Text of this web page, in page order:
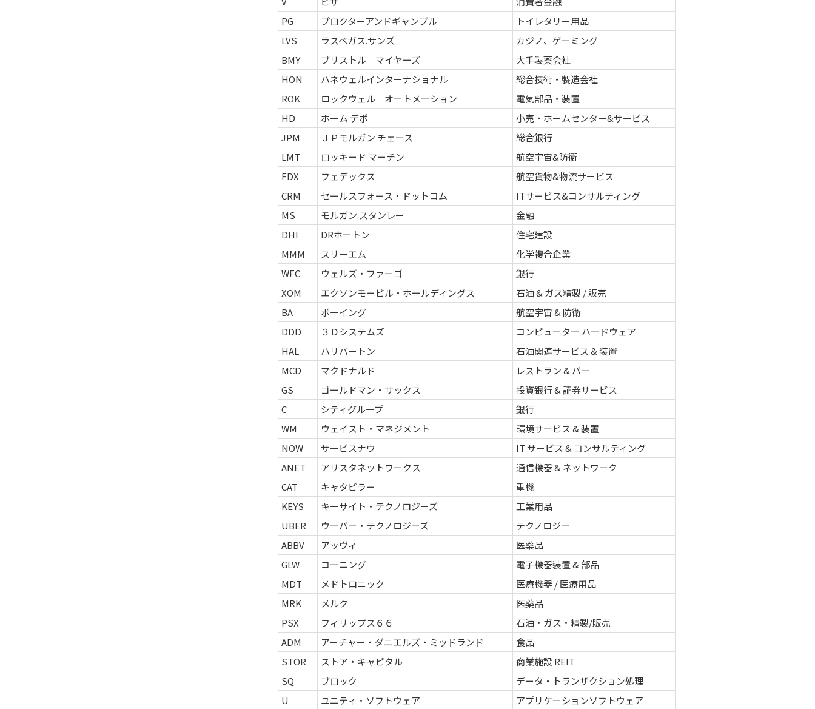
PG
プロクターアンドギャンブル
トイレタリー用品
LVS
ラスベガス.サンズ
カジノ、ゲーミング
BMY
ブリストル マイヤーズ
大手製薬会社
HON
ハネウェルインターナショナル
総合技術・製造会社
ROK
ロックウェル オートメーション
電気部品・装置
HD
ホーム デポ
小売・ホームセンター&サービス
JPM
ＪＰモルガン チェース
総合銀行
LMT
ロッキード マーチン
航空宇宙&防衛
FDX
フェデックス
航空貨物&物流サービス
CRM
セールスフォース・ドットコム
ITサービス&コンサルティング
MS
モルガン.スタンレー
金融
DHI
DRホートン
住宅建設
MMM
スリーエム
化学複合企業
WFC
ウェルズ・ファーゴ
銀行
XOM
エクソンモービル・ホールディングス
石油 & ガス精製 / 販売
BA
ボーイング
航空宇宙 & 防衛
DDD
３Ｄシステムズ
コンピューター ハードウェア
HAL
ハリバートン
石油関連サービス & 装置
MCD
マクドナルド
レストラン & バー
GS
ゴールドマン・サックス
投資銀行 & 証券サービス
C
シティグループ
銀行
WM
ウェイスト・マネジメント
環境サービス & 装置
NOW
サービスナウ
IT サービス & コンサルティング
ANET
アリスタネットワークス
通信機器 & ネットワーク
CAT
キャタピラー
重機
KEYS
キーサイト・テクノロジーズ
工業用品
UBER
ウーバー・テクノロジーズ
テクノロジー
ABBV
アッヴィ
医薬品
GLW
コーニング
電子機器装置 & 部品
MDT
メドトロニック
医療機器 / 医療用品
MRK
メルク
医薬品
PSX
フィリップス６６
石油・ガス・精製/販売
ADM
アーチャー・ダニエルズ・ミッドランド
食品
STOR
ストア・キャピタル
商業施設 REIT
SQ
ブロック
データ・トランザクション処理
U
ユニティ・ソフトウェア アプリケーションソフトウェア